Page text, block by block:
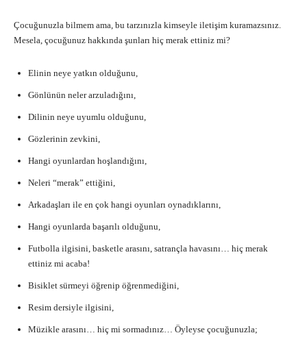
Çocuğunuzla bilmem ama, bu tarzınızla kimseyle iletişim kuramazsınız.
Mesela, çocuğunuz hakkında şunları hiç merak ettiniz mi?
Elinin neye yatkın olduğunu,
Gönlünün neler arzuladığını,
Dilinin neye uyumlu olduğunu,
Gözlerinin zevkini,
Hangi oyunlardan hoşlandığını,
Neleri “merak” ettiğini,
Arkadaşları ile en çok hangi oyunları oynadıklarını,
Hangi oyunlarda başarılı olduğunu,
Futbolla ilgisini, basketle arasını, satrançla havasını… hiç merak
ettiniz mi acaba!
Bisiklet sürmeyi öğrenip öğrenmediğini,
Resim dersiyle ilgisini,
Müzikle arasını… hiç mi sormadınız… Öyleyse çocuğunuzla;